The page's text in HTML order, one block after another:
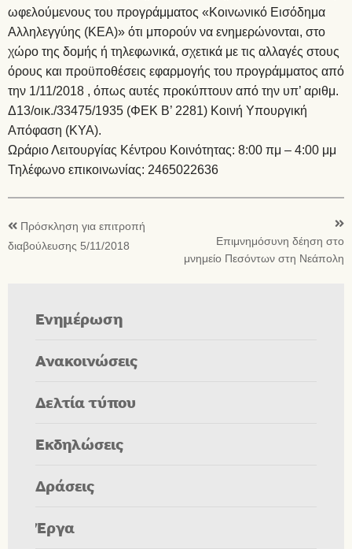
ωφελούμενους του προγράμματος «Κοινωνικό Εισόδημα
Αλληλεγγύης (ΚΕΑ)» ότι μπορούν να ενημερώνονται, στο
χώρο της δομής ή τηλεφωνικά, σχετικά με τις αλλαγές στους
όρους και προϋποθέσεις εφαρμογής του προγράμματος από
την 1/11/2018 , όπως αυτές προκύπτουν από την υπ’ αριθμ.
Δ13/οικ./33475/1935 (ΦΕΚ Β’ 2281) Κοινή Υπουργική
Απόφαση (ΚΥΑ).
Ωράριο Λειτουργίας Κέντρου Κοινότητας: 8:00 πμ – 4:00 μμ
Τηλέφωνο επικοινωνίας: 2465022636
Πρόσκληση για επιτροπή
διαβούλευσης 5/11/2018
Επιμνημόσυνη δέηση στο
μνημείο Πεσόντων στη Νεάπολη
Ενημέρωση
Ανακοινώσεις
Δελτία τύπου
Εκδηλώσεις
Δράσεις
Έργα